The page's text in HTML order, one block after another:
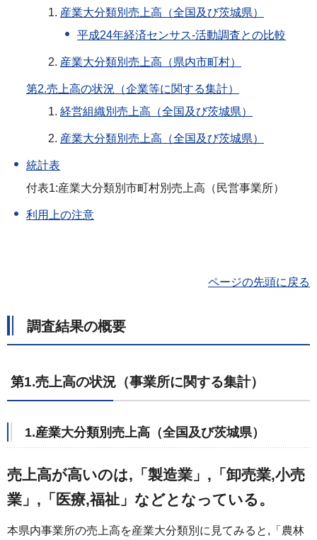
産業大分類別売上高（全国及び茨城県）
平成24年経済センサス-活動調査との比較
産業大分類別売上高（県内市町村）
第2.売上高の状況（企業等に関する集計）
経営組織別売上高（全国及び茨城県）
産業大分類別売上高（全国及び茨城県）
統計表
付表1:産業大分類別市町村別売上高（民営事業所）
利用上の注意
ページの先頭に戻る
調査結果の概要
第1.売上高の状況（事業所に関する集計）
1.産業大分類別売上高（全国及び茨城県）
売上高が高いのは,「製造業」,「卸売業,小売
業」,「医療,福祉」などとなっている。
本県内事業所の売上高を産業大分類別に見てみると,「農林